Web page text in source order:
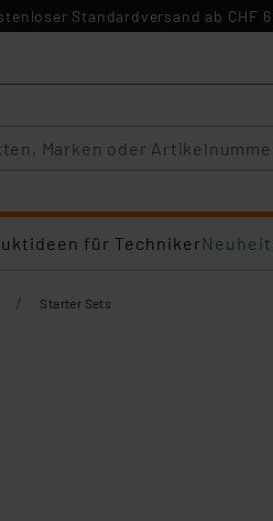
Standardversand ab CHF
für Techniker
/ Starter Sets